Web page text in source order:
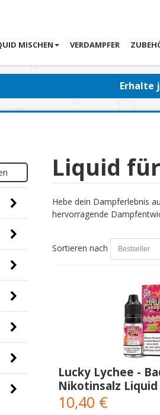
MISCHEN VERDAMPFER
Erhalte
Liquid
Hebe dein Dampferlebnis
hervorragende
Sortieren nach
Lucky Lychee -
Nikotinsalz Liquid
10,40 €